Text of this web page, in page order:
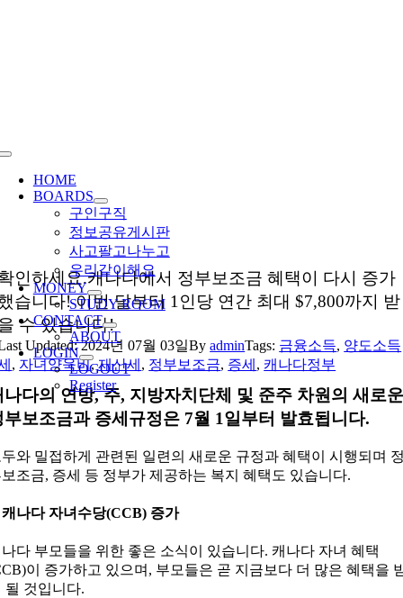
Toggle
Navigation
HOME
BOARDS
구인구직
정보공유게시판
사고팔고나누고
우리같이해요
MONEY
STUDY ROOM
CONTACT
ABOUT
LOGIN
LOGOUT
Register
인하세요.캐나다에서 정부보조금 혜택이 다시 증가
습니다! 이번 달부터 1인당 연간 최대 $7,800까지 받
수 있습니다!
Updated: 2024년 07월 03일ByadminTags: 금융소득, 양도소득
, 자녀양욱비,재산세 , 정부보조금, 증세 , 캐나다정부
나다의 연방, 주, 지방자치단체 및 준주 차원의 새로운
부보조금과 증세규정은 7월 1일부터 발효됩니다.
와 밀접하게 관련된 일련의 새로운 규정과 혜택이 시행되며
조금, 증세 등 정부가 제공하는 복지 혜택도 있습니다.
캐나다 자녀수당(CCB) 증가
다 부모들을 위한 좋은 소식이 있습니다. 캐나다 자녀 혜택
이 증가하고 있으며, 부모들은 곧 지금보다 더 많은 혜택을
될 것입니다.